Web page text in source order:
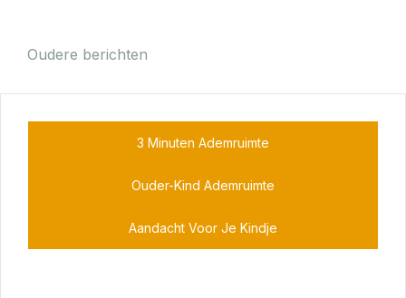
Berichtennavigatie
Oudere berichten
3 Minuten Ademruimte
Ouder-Kind Ademruimte
Aandacht Voor Je Kindje